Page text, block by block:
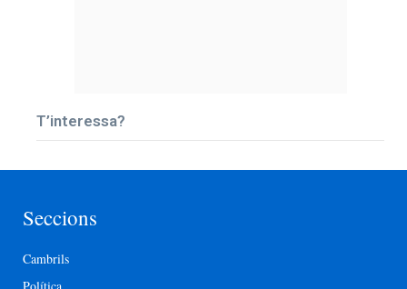
T’interessa?
Seccions
Cambrils